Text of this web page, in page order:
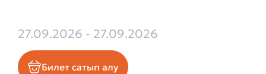
27.09.2026 - 27.09.2026
Билет сатып алу